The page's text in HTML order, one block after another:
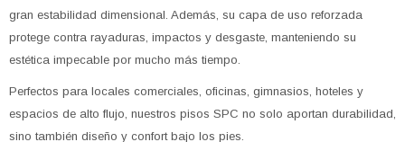
gran estabilidad dimensional. Además, su capa de uso reforzada
protege contra rayaduras, impactos y desgaste, manteniendo su
estética impecable por mucho más tiempo.
Perfectos para locales comerciales, oficinas, gimnasios, hoteles y
espacios de alto flujo, nuestros pisos SPC no solo aportan durabilidad,
sino también diseño y confort bajo los pies.